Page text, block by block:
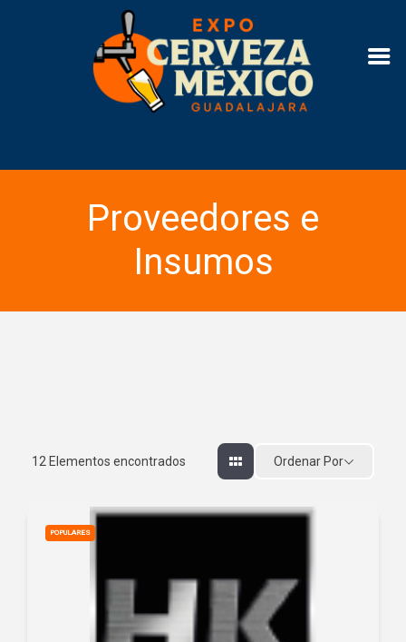
Proveedores e
Insumos
12 Elementos encontrados Ordenar Por
POPULARES